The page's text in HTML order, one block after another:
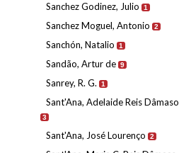
Sanchez Godinez, Julio 1
Sanchez Moguel, Antonio 2
Sanchón, Natalio 1
Sandão, Artur de 9
Sanrey, R. G. 1
Sant'Ana, Adelaide Reis Dâmaso
3
Sant'Ana, José Lourenço 2